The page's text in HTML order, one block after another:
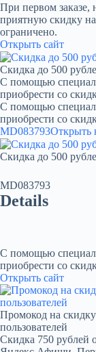
При первом заказе,
приятную скидку
ограничено.
Открыть сайт
Скидка до 500
С помощью
приобрести со
С помощью
приобрести со
MD083793Открыть
Скидка до 500
MD083793
Details
С помощью
приобрести со
Открыть сайт
Промокод на
пользователей
Скидка 750 рублей